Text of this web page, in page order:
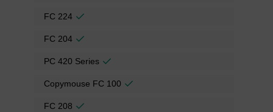
FC 224
FC 204
PC 420 Series
Copymouse FC 100
FC 208